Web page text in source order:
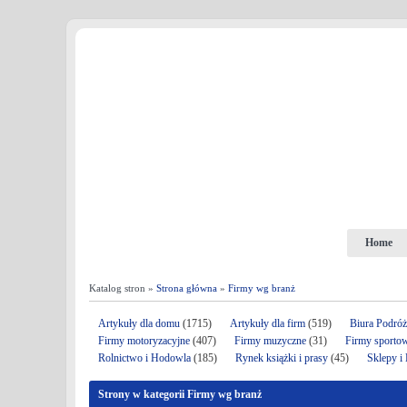
Home
Katalog stron » Strona główna » Firmy wg branż
Artykuły dla domu (1715) Artykuły dla firm (519)
Biura
Firmy motoryzacyjne (407) Firmy muzyczne (31)
Firmy
Rolnictwo i Hodowla (185) Rynek książki i prasy (45) Sklepy i
Strony w kategorii Firmy wg branż